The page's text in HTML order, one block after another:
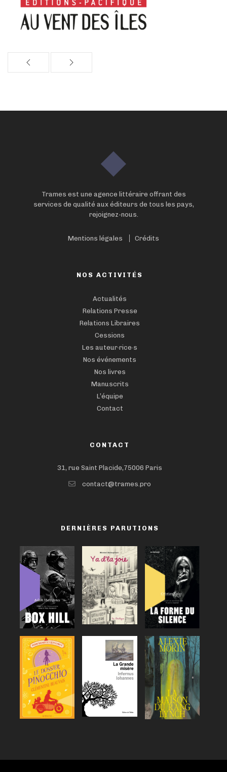
Trames est une agence littéraire offrant des
services de qualité aux éditeurs de tous les pays,
rejoignez-nous.
Mentions légales Crédits
NOS ACTIVITÉS
Actualités
Relations Presse
Relations Libraires
Cessions
Les auteur·rice·s
Nos événements
Nos livres
Manuscrits
L’équipe
Contact
CONTACT
31, rue Saint Placide,75006 Paris
contact@trames.pro
DERNIÈRES PARUTIONS